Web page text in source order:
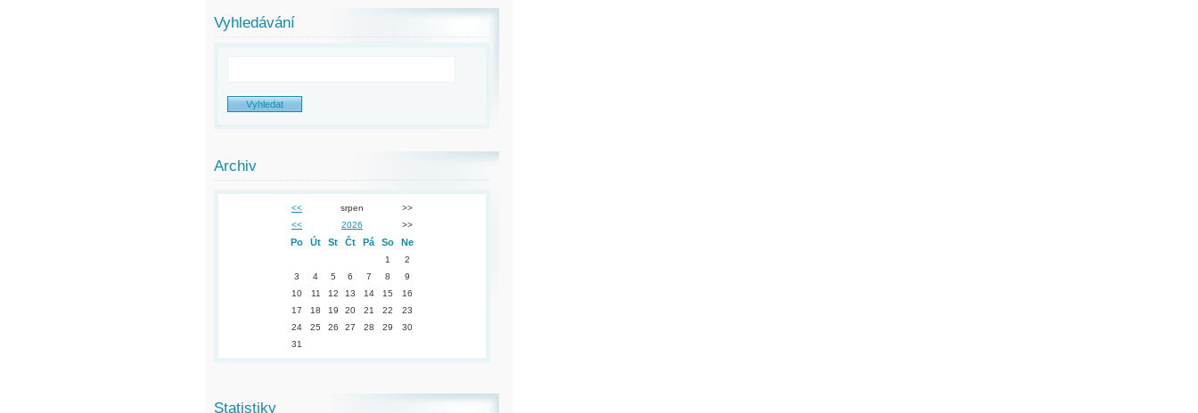
Vyhledávání
Archiv
<< srpen
>>
<<
2026 >>
Po Út St Čt Pá So Ne
1
2
3
4 5 6 7 8
9
10
11 12 13 14 15
16
17
18 19 20 21 22
23
24
25 26 27 28 29
30
31
Statistiky